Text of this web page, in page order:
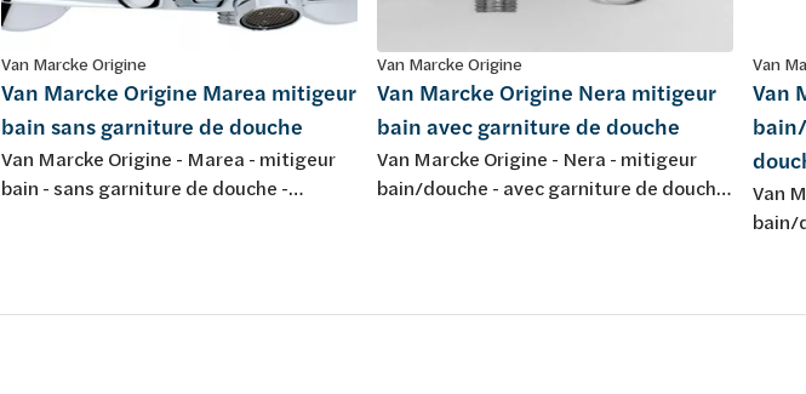
Van Marcke Origine
Van Marcke Origine Marea mitigeur
bain sans garniture de douche
Van Marcke Origine - Marea - mitigeur
bain - sans garniture de douche -
Van Marcke Origine
Van Marcke Origine Nera mitigeur
bain avec garniture de douche
Van Marcke Origine - Nera - mitigeur
bain/douche - avec garniture de douche
Van
Van
Van
bain/